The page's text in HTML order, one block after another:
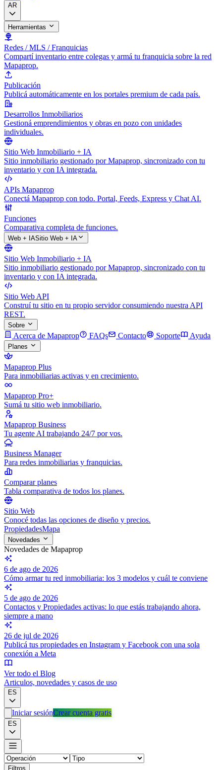
AR
Herramientas
Redes / MLS / Franquicias
Compartí inventario entre colegas y armá tu franquicia sobre la red
Mapaprop.
Publicación
Publicá automáticamente en los portales premium de cada país.
Desarrollos Inmobiliarios
Gestioná emprendimientos y obras en pozo con unidades
individuales.
Sitio Web Inmobiliario + IA
Sitio inmobiliario gestionado por Mapaprop, sincronizado con tu
inventario y con IA integrada.
APIs Mapaprop
Conectá Mapaprop con todo. Portal, Feeds, Express y Chat AI.
Funciones
Comparativa completa de funciones.
Web + IASitio Web + IA
Sitio Web Inmobiliario + IA
Sitio inmobiliario gestionado por Mapaprop, sincronizado con tu
inventario y con IA integrada.
Sitio Web API
Construí tu sitio en tu propio servidor consumiendo nuestra API
REST.
Sobre
Acerca de Mapaprop FAQs Contacto Soporte Ayuda
Planes
Mapaprop Plus
Para inmobiliarias activas y en crecimiento.
Mapaprop Pro+
Sumá tu sitio web inmobiliario.
Mapaprop Business
Tu agente AI trabajando 24/7 por vos.
Business Manager
Para redes inmobiliarias y franquicias.
Comparar planes
Tabla comparativa de todos los planes.
Sitio Web
Conocé todas las opciones de diseño y precios.
PropiedadesMapa
Novedades
Novedades de Mapaprop
6 de ago de 2026
Cómo armar tu red inmobiliaria: los 3 modelos y cuál te conviene
5 de ago de 2026
Contactos y Propiedades activas: lo que estás trabajando ahora,
siempre a mano
26 de jul de 2026
Publicá tus propiedades en Instagram y Facebook con una sola
conexión a Meta
Ver todo el Blog
Articulos, novedades y casos de uso
ES
Iniciar sesiónCrear cuenta gratis
ES
Filtros